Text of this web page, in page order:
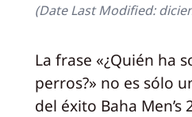
(Date Last Modified:
La frase «¿Quién ha
perros?» no es sólo
del éxito Baha Men’s